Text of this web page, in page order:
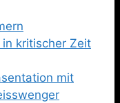
kritischer Zeit
mit